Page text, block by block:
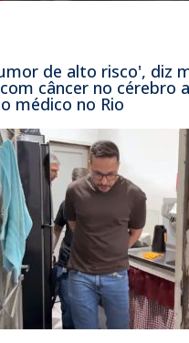
de alto risco', diz
câncer no cérebro
médico no Rio